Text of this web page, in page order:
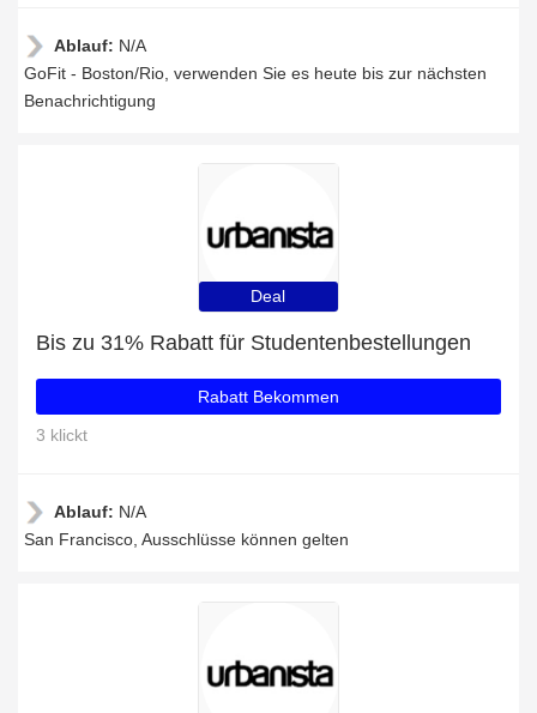
Ablauf: N/A
GoFit - Boston/Rio, verwenden Sie es heute bis zur nächsten
Benachrichtigung
Deal
Bis zu 31% Rabatt für Studentenbestellungen
Rabatt Bekommen
3 klickt
Ablauf: N/A
San Francisco, Ausschlüsse können gelten